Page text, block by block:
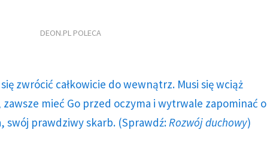
DEON.PL POLECA
zwrócić całkowicie do wewnątrz. Musi się wciąż
mieć Go przed oczyma i wytrwale zapominać o
swój prawdziwy skarb. (Sprawdź: Rozwój duchowy)